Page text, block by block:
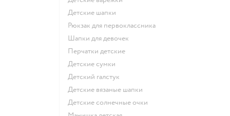
Детские шапки
Рюкзак для первоклассника
Шапки для девочек
Перчатки детские
Детские сумки
Детский галстук
Детские вязаные шапки
Детские солнечные очки